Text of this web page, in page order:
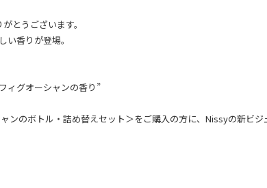
とうございます。
い香りが登場。
ィグオーシャンの香り”
ンのボトル・詰め替えセット＞をご購入の方に、Nissyの新ビ